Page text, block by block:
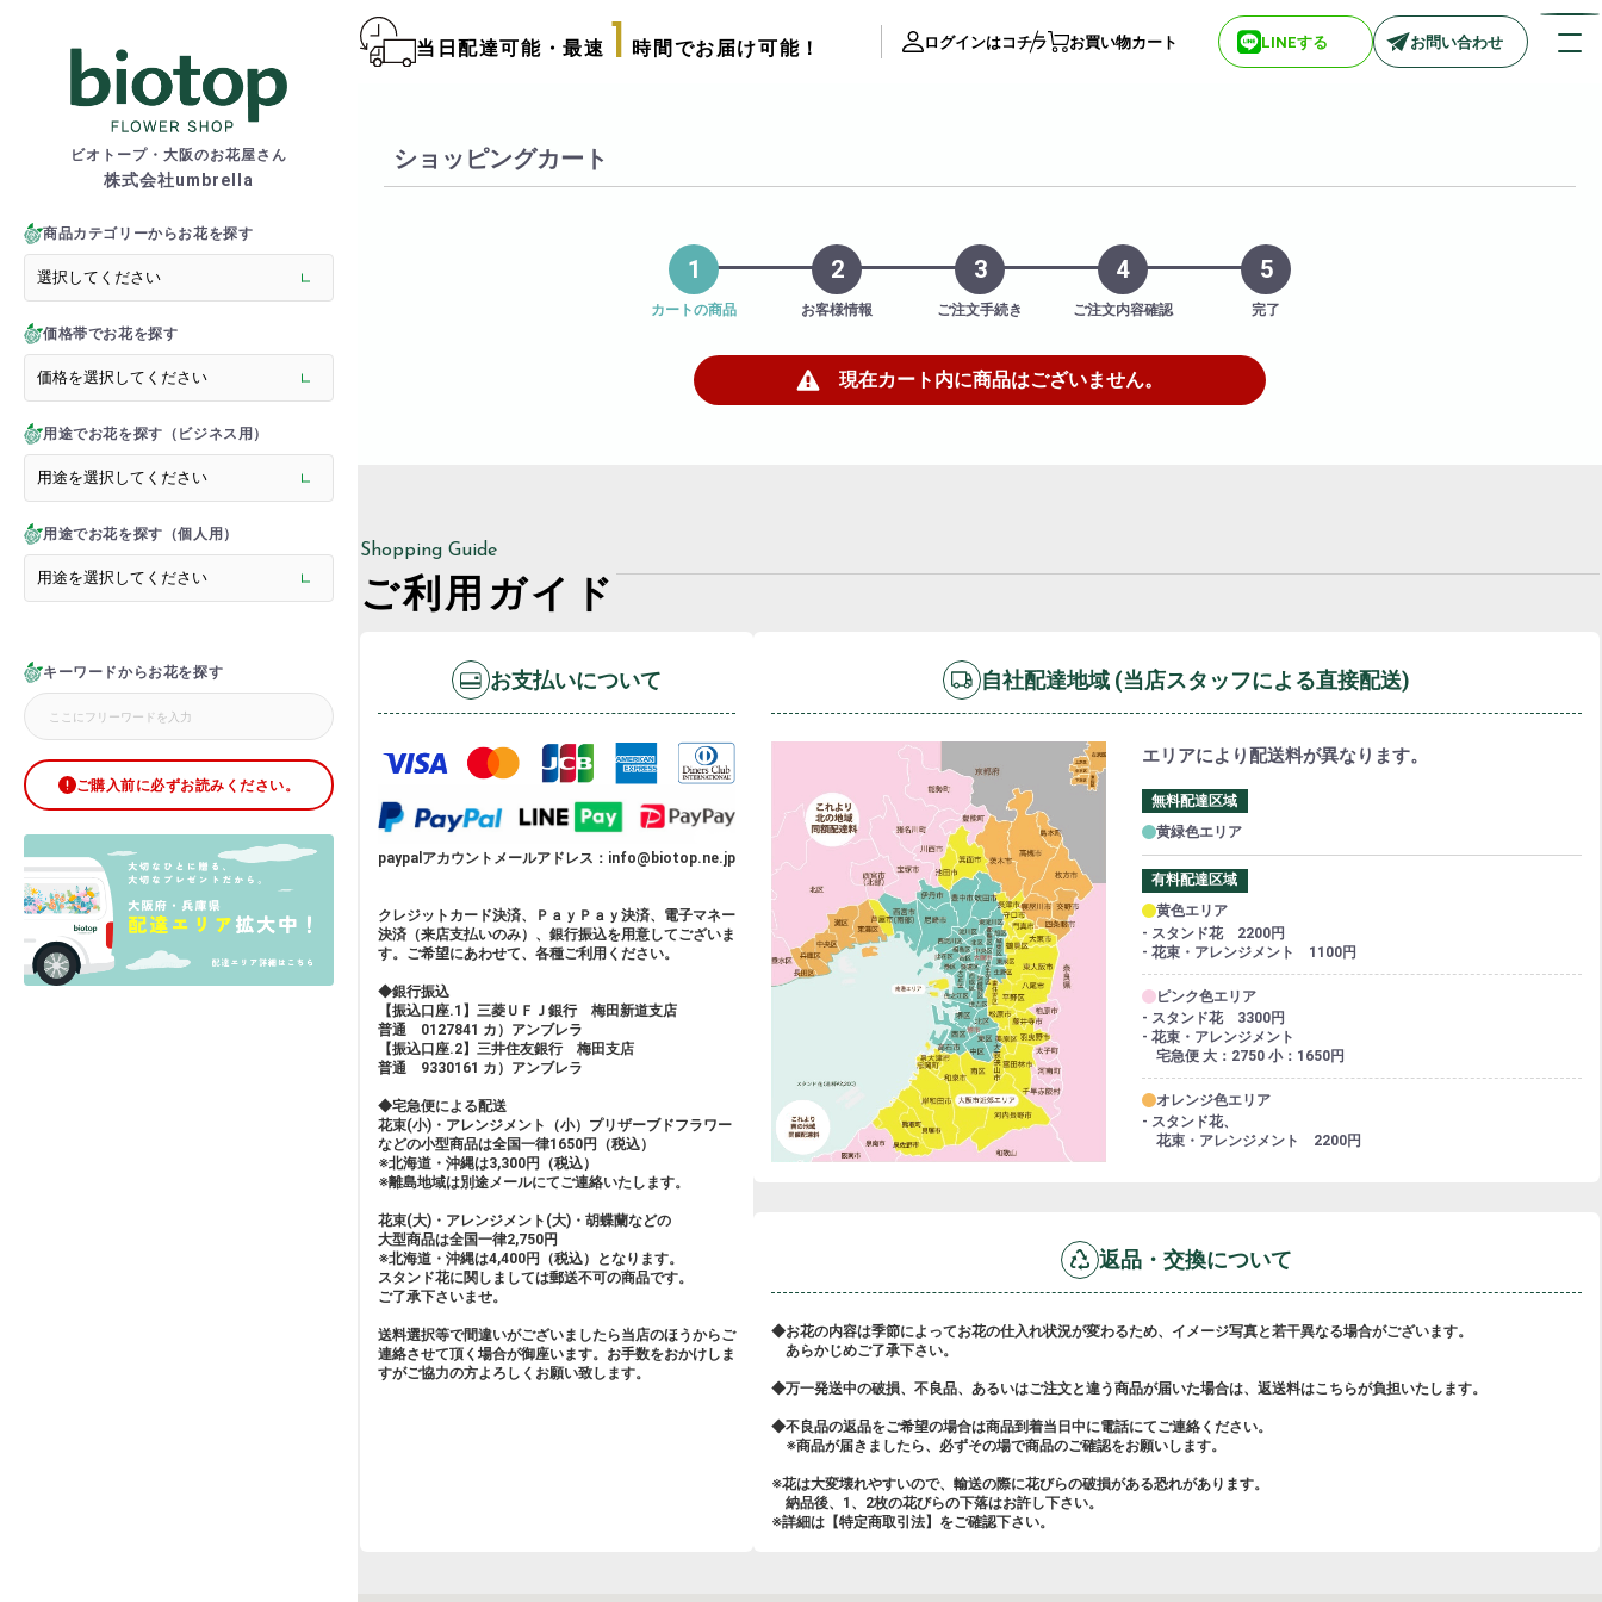
ビオトープ・大阪のお花屋さん
株式会社umbrella
商品カテゴリーからお花を探す
価格帯でお花を探す
用途でお花を探す（ビジネス用）
用途でお花を探す（個人用）
キーワードからお花を探す
ご購入前に必ずお読みください。
当日配達可能・最速 1 時間でお届け可能！ ログインはコチラ お買い物カート LINEする お問い合わせ
商品一覧カテゴリー
> メモリアルフラワー
> ラグジュアリーフラワー
> バラ
> バルーン装飾
> シャンパンタワー
> シャボンフラワー
> ブリザードフラワー
> ボックスフラワー
> ローズベア
> 金額調整オプション
立て札制作
推し活用推し花・フラスタ
口コミ・評判
後払い決済申請用紙
カタログ請求
店舗情報一覧
> biotop 心斎橋店
> biotop 北新地店
> biotop 阪神尼崎店
> biotop 南船場店
> biotop 広島店
Fax:06-6313-9393
ショッピングカート
1
カートの商品
2
お客様情報
3
ご注文手続き
4
ご注文内容確認
5
完了
現在カート内に商品はございません。
Shopping Guide
ご利用ガイド
お支払いについて
paypalアカウントメールアドレス：info@biotop.ne.jp
クレジットカード決済、ＰａｙＰａｙ決済、電子マネー
決済（来店支払いのみ）、銀行振込を用意してございま
す。ご希望にあわせて、各種ご利用ください。
◆銀行振込
【振込口座.1】三菱ＵＦＪ銀行 梅田新道支店
普通 0127841 カ）アンブレラ
【振込口座.2】三井住友銀行 梅田支店
普通 9330161 カ）アンブレラ
◆宅急便による配送
花束(小)・アレンジメント（小）プリザーブドフラワー
などの小型商品は全国一律1650円（税込）
※北海道・沖縄は3,300円（税込）
※離島地域は別途メールにてご連絡いたします。
花束(大)・アレンジメント(大)・胡蝶蘭などの
大型商品は全国一律2,750円
※北海道・沖縄は4,400円（税込）となります。
スタンド花に関しましては郵送不可の商品です。
ご了承下さいませ。
送料選択等で間違いがございましたら当店のほうからご
連絡させて頂く場合が御座います。お手数をおかけしま
すがご協力の方よろしくお願い致します。
自社配達地域 (当店スタッフによる直接配送)
エリアにより配送料が異なります。
無料配達区域
黄緑色エリア
有料配達区域
黄色エリア
- スタンド花 2200円
- 花束・アレンジメント 1100円
ピンク色エリア
- スタンド花 3300円
- 花束・アレンジメント
宅急便 大：2750 小：1650円
オレンジ色エリア
- スタンド花、
花束・アレンジメント 2200円
返品・交換について
◆お花の内容は季節によってお花の仕入れ状況が変わるため、イメージ写真と若干異なる場合がございます。
あらかじめご了承下さい。
◆万一発送中の破損、不良品、あるいはご注文と違う商品が届いた場合は、返送料はこちらが負担いたします。
◆不良品の返品をご希望の場合は商品到着当日中に電話にてご連絡ください。
※商品が届きましたら、必ずその場で商品のご確認をお願いします。
※花は大変壊れやすいので、輸送の際に花びらの破損がある恐れがあります。
納品後、1、2枚の花びらの下落はお許し下さい。
※詳細は【特定商取引法】をご確認下さい。